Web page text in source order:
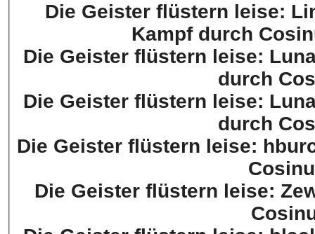
Die Geister flüstern leise:
Kampf durch
Die Geister flüstern leise:
durch
Die Geister flüstern leise:
durch
Die Geister flüstern leise:
Die Geister flüstern leise: